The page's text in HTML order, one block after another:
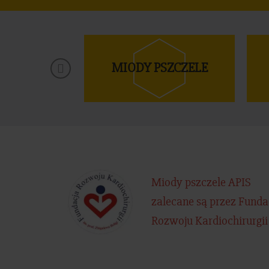
MIODY PSZCZELE
Miody pszczele APIS
zalecane są przez
Rozwoju Kardiochirurgii